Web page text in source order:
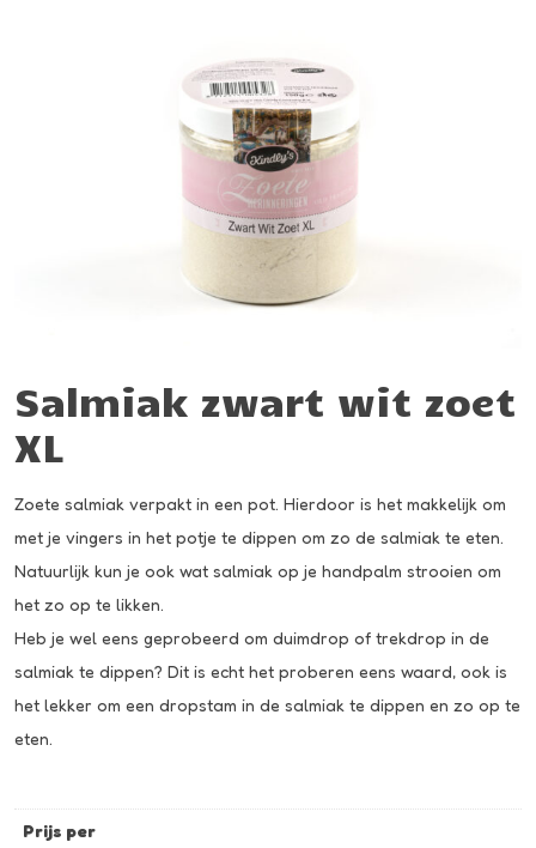
Zoete salmiak verpakt in een pot. Hierdoor is het makkelijk om
met je vingers in het potje te dippen om zo de salmiak te eten.
Natuurlijk kun je ook wat salmiak op je handpalm strooien om
het zo op te likken.
Heb je wel eens geprobeerd om duimdrop of trekdrop in de
salmiak te dippen? Dit is echt het proberen eens waard, ook is
het lekker om een dropstam in de salmiak te dippen en zo op te
eten.
Prijs per
Salmiak zwart wit zoet
XL